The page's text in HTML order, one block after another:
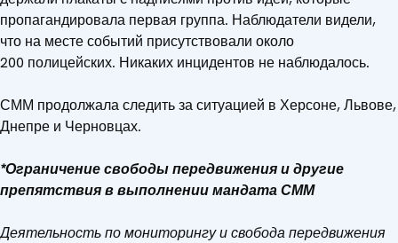
пропагандировала первая группа. Наблюдатели видели,
что на месте событий присутствовали около
200 полицейских. Никаких инцидентов не наблюдалось.
СММ продолжала следить за ситуацией в Херсоне, Львове,
Днепре и Черновцах.
*Ограничение свободы передвижения и другие
препятствия в выполнении мандата СММ
Деятельность по мониторингу и свобода передвижения